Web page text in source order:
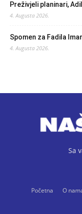
Preživjeli planinari,
4. Augusta 2026.
Spomen za Fadila
4. Augusta 2026.
Sa
Početna O